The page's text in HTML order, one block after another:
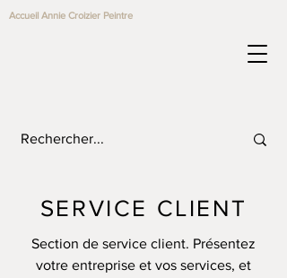
Accueil Annie Croizier Peintre
SERVICE CLIENT
Section de service client. Présentez
votre entreprise et vos services, et